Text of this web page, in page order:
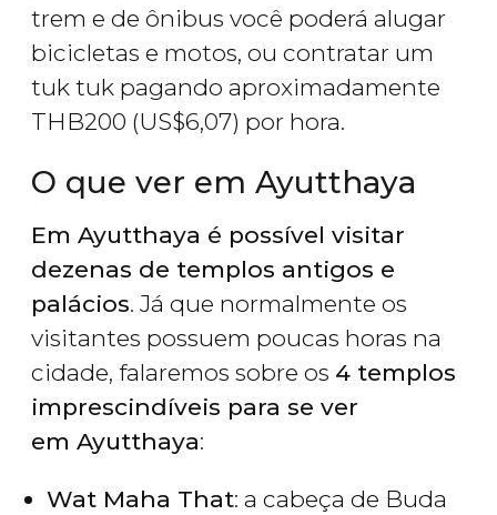
trem e de ônibus você poderá alugar
bicicletas e motos, ou contratar um
tuk tuk pagando aproximadamente
THB200 (US$6,07) por hora.
O que ver em Ayutthaya
Em Ayutthaya é possível visitar
dezenas de templos antigos e
palácios. Já que normalmente os
visitantes possuem poucas horas na
cidade, falaremos sobre os 4 templos
imprescindíveis para se ver
em Ayutthaya:
Wat Maha That: a cabeça de Buda